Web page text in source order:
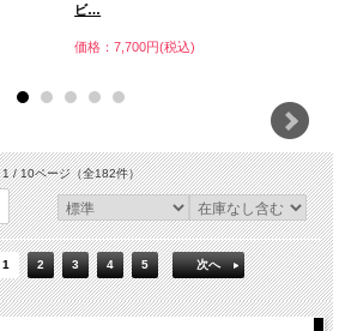
ビ…
価格：7,700円(税込)
1 / 10ページ（全182件）
1 2 3 4 5 次へ